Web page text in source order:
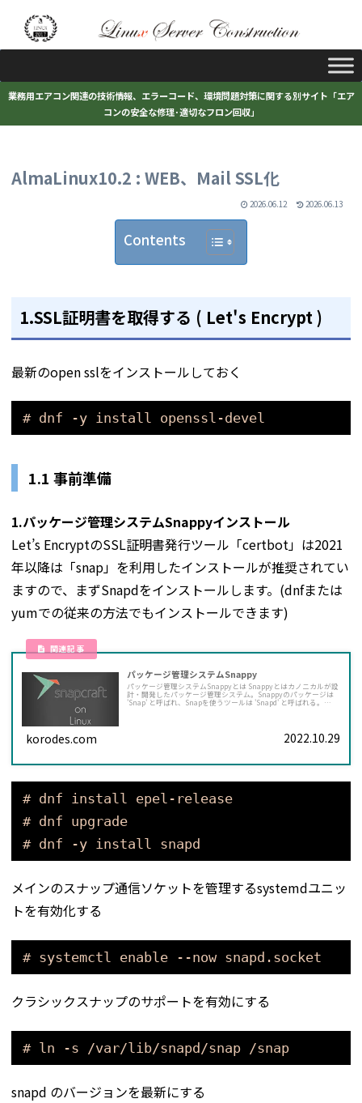
業務用エアコン関連の技術情報、エラーコード、環境問題対策に関する別サイト「エア
コンの安全な修理･適切なフロン回収」
AlmaLinux10.2 : WEB、Mail SSL化
2026.06.12 2026.06.13
Contents
1.SSL証明書を取得する ( Let's Encrypt )
最新のopen sslをインストールしておく
# dnf -y install openssl-devel
1.1 事前準備
1.パッケージ管理システムSnappyインストール
Let’s EncryptのSSL証明書発行ツール「certbot」は2021
年以降は「snap」を利用したインストールが推奨されてい
ますので、まずSnapdをインストールします。(dnfまたは
yumでの従来の方法でもインストールできます)
パッケージ管理システムSnappy
パッケージ管理システムSnappyとは Snappyとはカノニカルが設
計・開発したパッケージ管理システム。Snappyのパッケージは
'Snap' と呼ばれ、Snapを使うツールは 'Snapd' と呼ばれる。
Snapは様々なLinuxディストリビューションで動作するので、デ
korodes.com 2022.10.29
# dnf install epel-release
# dnf upgrade
# dnf -y install snapd
メインのスナップ通信ソケットを管理するsystemdユニッ
トを有効化する
# systemctl enable --now snapd.socket
クラシックスナップのサポートを有効にする
# ln -s /var/lib/snapd/snap /snap
snapd のバージョンを最新にする